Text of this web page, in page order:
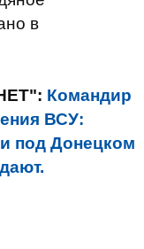
в
Командир
ВСУ:
под Донецком